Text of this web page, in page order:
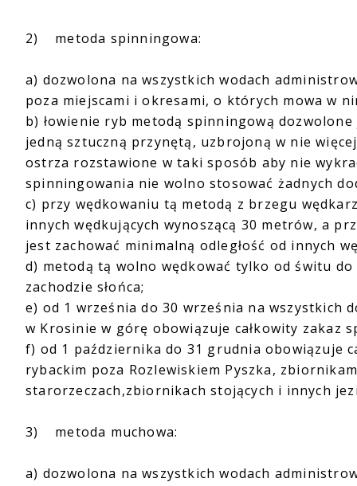
2) metoda spinningowa:
a) dozwolona na wszystkich wodach
poza miejscami i okresami, o których mowa w
b) łowienie ryb metodą spinningową
jedną sztuczną przynętą, uzbrojoną w nie
ostrza rozstawione w taki sposób aby nie
spinningowania nie wolno stosować żadnych
c) przy wędkowaniu tą metodą z brzegu
innych wędkujących wynoszącą 30 metrów, a
jest zachować minimalną odległość od innych
d) metodą tą wolno wędkować tylko od świtu
zachodzie słońca;
e) od 1 września do 30 września na wszystkich
w Krosinie w górę obowiązuje całkowity zakaz
f) od 1 października do 31 grudnia obowiązuje
rybackim poza Rozlewiskiem Pyszka,
starorzeczach,zbiornikach stojących i innych
3) metoda muchowa:
a) dozwolona na wszystkich wodach